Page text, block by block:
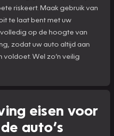
riskeert. Maak gebruik van
te laat bent met uw
volledig op de hoogte van
zodat uw auto altijd aan
Wel zo’n veilig
eisen voor
auto’s